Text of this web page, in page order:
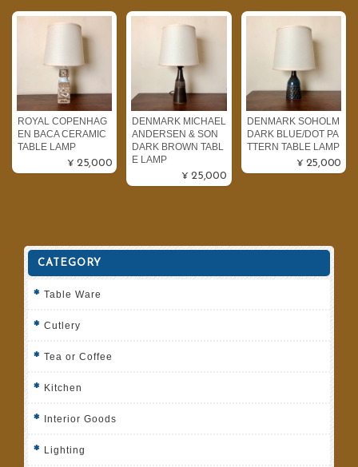
ROYAL COPENHAG
EN BACA CERAMIC
TABLE LAMP
¥25,000
DENMARK MICHAEL
ANDERSEN & SON
DARK BROWN TABL
E LAMP
¥25,000
DENMARK SOHOLM
DARK BLUE/DOT PA
TTERN TABLE LAMP
¥25,000
CATEGORY
Table Ware
Cutlery
Tea or Coffee
Kitchen
Interior Goods
Lighting